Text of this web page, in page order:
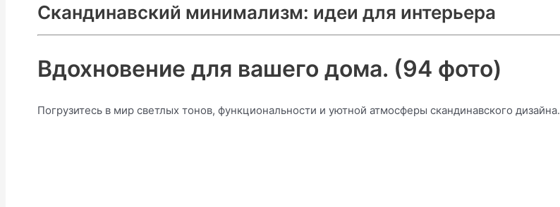
Скандинавский минимализм: идеи для интерьера
Вдохновение для вашего дома. (94 фото)
Погрузитесь в мир светлых тонов, функциональности и уютной атмосферы скандинавского дизайна.